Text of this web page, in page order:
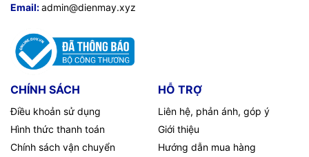
Email:admin@dienmay.xyz
CHÍNH SÁCH
Điều khoản sử dụng
Hình thức thanh toán
Chính sách vận chuyển
HỖ TRỢ
Liên hệ, phản ánh, góp ý
Giới thiệu
Hướng dẫn mua hàng